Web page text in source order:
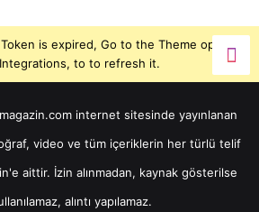
is expired, Go to the Theme options
to to refresh it.
internet sitesinde yayınlanan
video ve tüm içeriklerin her türlü telif
aittir. İzin alınmadan, kaynak gösterilse
alıntı yapılamaz.